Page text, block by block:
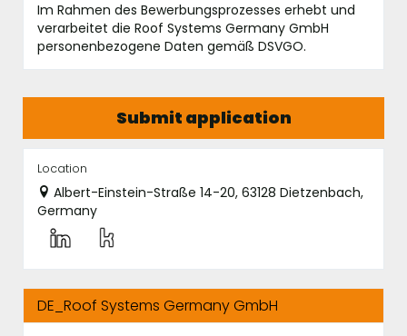
Im Rahmen des Bewerbungsprozesses erhebt und
verarbeitet die Roof Systems Germany GmbH
personenbezogene Daten gemäß DSVGO.
Submit application
Location
Albert-Einstein-Straße 14-20, 63128 Dietzenbach,
Germany
DE_Roof Systems Germany GmbH